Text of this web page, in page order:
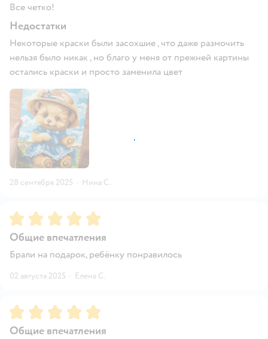
Все четко!
Недостатки
Некоторые краски были засохшие , что даже размочить
нельзя было никак , но благо у меня от прежней картины
остались краски и просто заменила цвет
28 сентября 2025 · Нина С.
Рейтинг:5
Общие впечатления
Брали на подарок, ребёнку понравилось
02 августа 2025 · Елена С.
Рейтинг:5
Общие впечатления